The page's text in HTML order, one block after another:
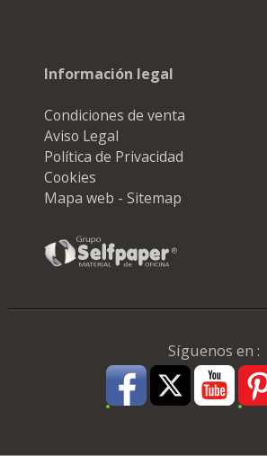
Información legal
Condiciones de venta
Aviso Legal
Política de Privacidad
Cookies
Mapa web - Sitemap
Síguenos en :